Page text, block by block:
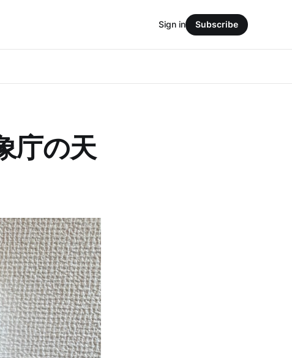
Sign in Subscribe
庁の天